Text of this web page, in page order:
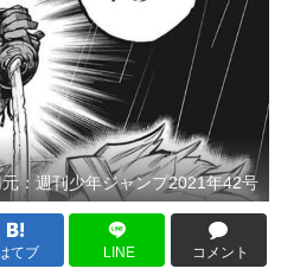
：週刊少年ジャンプ2021年42号
てブ LINE コメント